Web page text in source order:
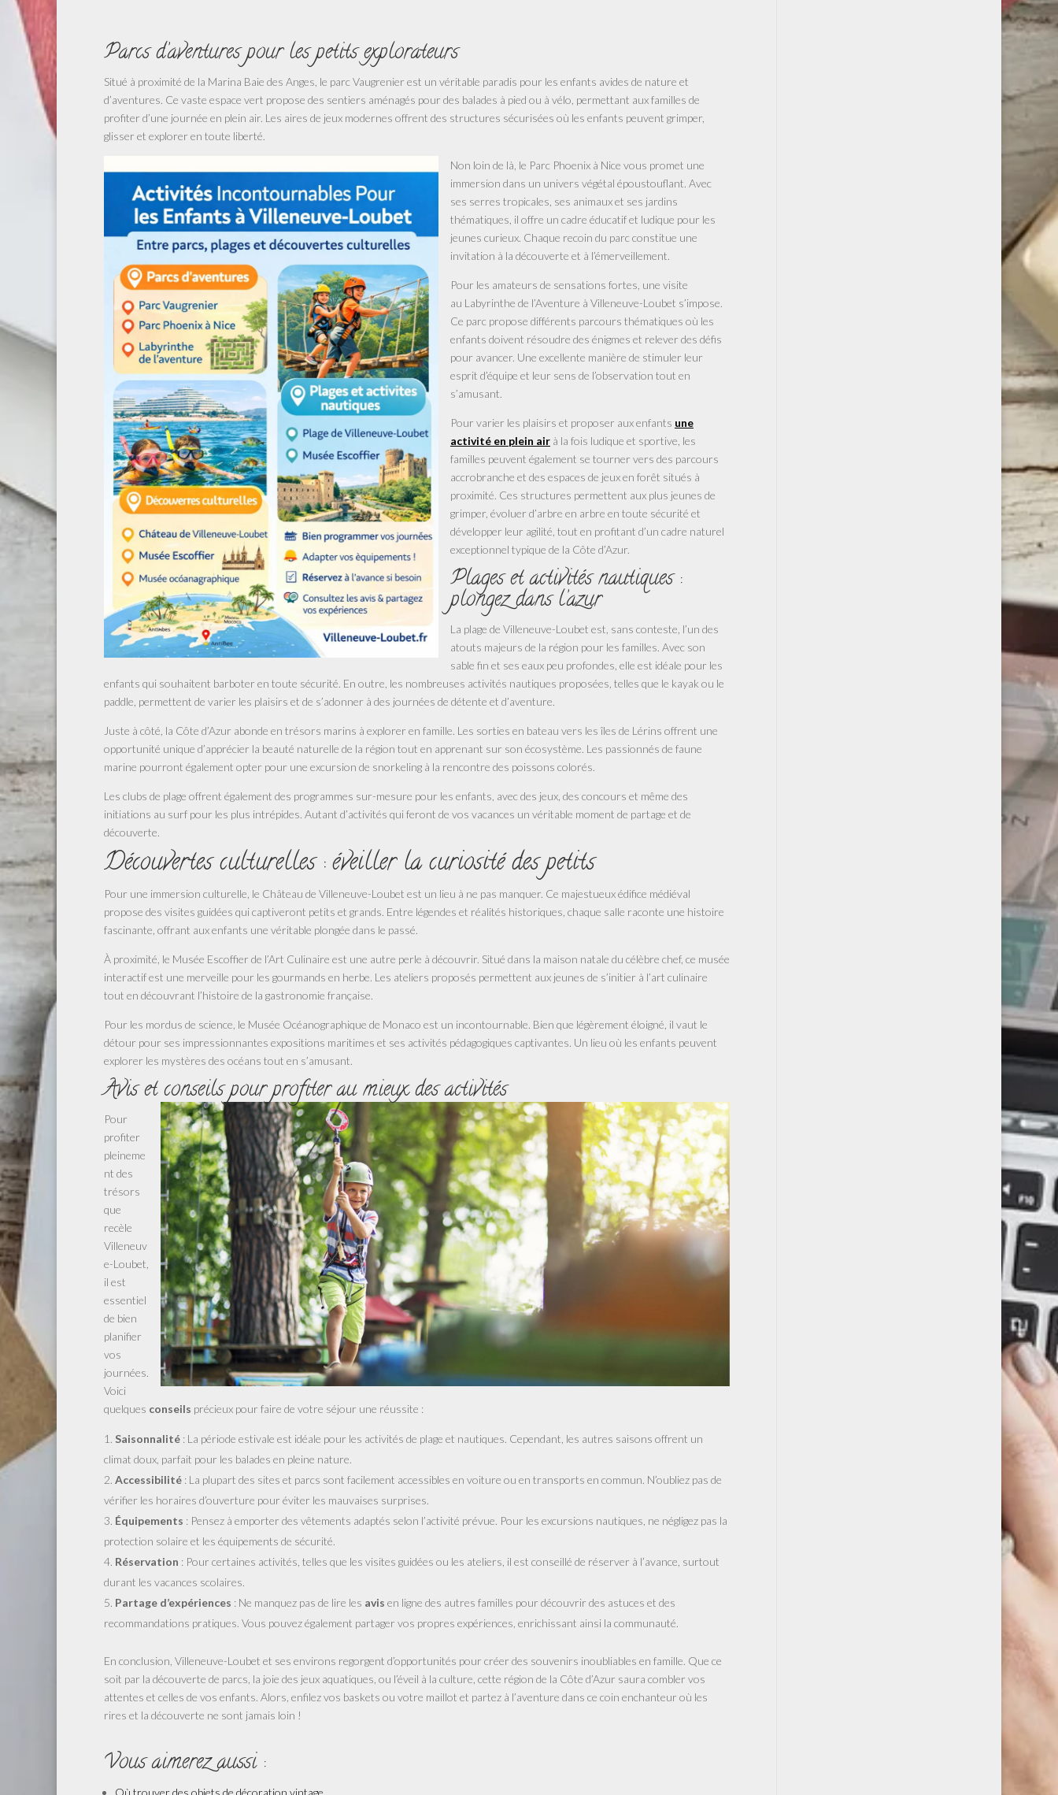
Parcs d’aventures pour les petits explorateurs
Situé à proximité de la Marina Baie des Anges, le parc Vaugrenier est un véritable paradis pour les enfants avides de nature et
d’aventures. Ce vaste espace vert propose des sentiers aménagés pour des balades à pied ou à vélo, permettant aux familles de
profiter d’une journée en plein air. Les aires de jeux modernes offrent des structures sécurisées où les enfants peuvent grimper,
glisser et explorer en toute liberté.
Non loin de là, le Parc Phoenix à Nice vous promet une
immersion dans un univers végétal époustouflant. Avec
ses serres tropicales, ses animaux et ses jardins
thématiques, il offre un cadre éducatif et ludique pour les
jeunes curieux. Chaque recoin du parc constitue une
invitation à la découverte et à l’émerveillement.
Pour les amateurs de sensations fortes, une visite
au Labyrinthe de l’Aventure à Villeneuve-Loubet s’impose.
Ce parc propose différents parcours thématiques où les
enfants doivent résoudre des énigmes et relever des défis
pour avancer. Une excellente manière de stimuler leur
esprit d’équipe et leur sens de l’observation tout en
s’amusant.
Pour varier les plaisirs et proposer aux enfants une
activité en plein air à la fois ludique et sportive, les
familles peuvent également se tourner vers des parcours
accrobranche et des espaces de jeux en forêt situés à
proximité. Ces structures permettent aux plus jeunes de
grimper, évoluer d’arbre en arbre en toute sécurité et
développer leur agilité, tout en profitant d’un cadre naturel
exceptionnel typique de la Côte d’Azur.
Plages et activités nautiques :
plongez dans l’azur
La plage de Villeneuve-Loubet est, sans conteste, l’un des
atouts majeurs de la région pour les familles. Avec son
sable fin et ses eaux peu profondes, elle est idéale pour les
enfants qui souhaitent barboter en toute sécurité. En outre, les nombreuses activités nautiques proposées, telles que le kayak ou le
paddle, permettent de varier les plaisirs et de s’adonner à des journées de détente et d’aventure.
Juste à côté, la Côte d’Azur abonde en trésors marins à explorer en famille. Les sorties en bateau vers les îles de Lérins offrent une
opportunité unique d’apprécier la beauté naturelle de la région tout en apprenant sur son écosystème. Les passionnés de faune
marine pourront également opter pour une excursion de snorkeling à la rencontre des poissons colorés.
Les clubs de plage offrent également des programmes sur-mesure pour les enfants, avec des jeux, des concours et même des
initiations au surf pour les plus intrépides. Autant d’activités qui feront de vos vacances un véritable moment de partage et de
découverte.
Découvertes culturelles : éveiller la curiosité des petits
Pour une immersion culturelle, le Château de Villeneuve-Loubet est un lieu à ne pas manquer. Ce majestueux édifice médiéval
propose des visites guidées qui captiveront petits et grands. Entre légendes et réalités historiques, chaque salle raconte une histoire
fascinante, offrant aux enfants une véritable plongée dans le passé.
À proximité, le Musée Escoffier de l’Art Culinaire est une autre perle à découvrir. Situé dans la maison natale du célèbre chef, ce musée
interactif est une merveille pour les gourmands en herbe. Les ateliers proposés permettent aux jeunes de s’initier à l’art culinaire
tout en découvrant l’histoire de la gastronomie française.
Pour les mordus de science, le Musée Océanographique de Monaco est un incontournable. Bien que légèrement éloigné, il vaut le
détour pour ses impressionnantes expositions maritimes et ses activités pédagogiques captivantes. Un lieu où les enfants peuvent
explorer les mystères des océans tout en s’amusant.
Avis et conseils pour profiter au mieux des activités
Pour
profiter
pleineme
nt des
trésors
que
recèle
Villeneuv
e-Loubet,
il est
essentiel
de bien
planifier
vos
journées.
Voici
quelques conseils précieux pour faire de votre séjour une réussite :
Saisonnalité : La période estivale est idéale pour les activités de plage et nautiques. Cependant, les autres saisons offrent un
climat doux, parfait pour les balades en pleine nature.
Accessibilité : La plupart des sites et parcs sont facilement accessibles en voiture ou en transports en commun. N’oubliez pas de
vérifier les horaires d’ouverture pour éviter les mauvaises surprises.
Équipements : Pensez à emporter des vêtements adaptés selon l’activité prévue. Pour les excursions nautiques, ne négligez pas la
protection solaire et les équipements de sécurité.
Réservation : Pour certaines activités, telles que les visites guidées ou les ateliers, il est conseillé de réserver à l’avance, surtout
durant les vacances scolaires.
Partage d’expériences : Ne manquez pas de lire les avis en ligne des autres familles pour découvrir des astuces et des
recommandations pratiques. Vous pouvez également partager vos propres expériences, enrichissant ainsi la communauté.
En conclusion, Villeneuve-Loubet et ses environs regorgent d’opportunités pour créer des souvenirs inoubliables en famille. Que ce
soit par la découverte de parcs, la joie des jeux aquatiques, ou l’éveil à la culture, cette région de la Côte d’Azur saura combler vos
attentes et celles de vos enfants. Alors, enfilez vos baskets ou votre maillot et partez à l’aventure dans ce coin enchanteur où les
rires et la découverte ne sont jamais loin !
Vous aimerez aussi :
Où trouver des objets de décoration vintage